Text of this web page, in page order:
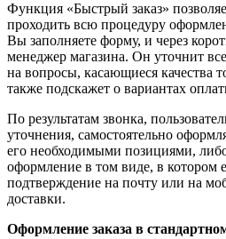
Функция «Быстрый заказ»
проходить всю процедуру
Вы заполняете форму, и через
менеджер магазина. Он уточнит все
на вопросы, касающиеся качества
также подскажет о вариантах
По результатам звонка,
уточнения, самостоятельно
его необходимыми позициями,
оформление в том виде, в котором
подтверждение на почту или на
доставки.
Оформление заказа в